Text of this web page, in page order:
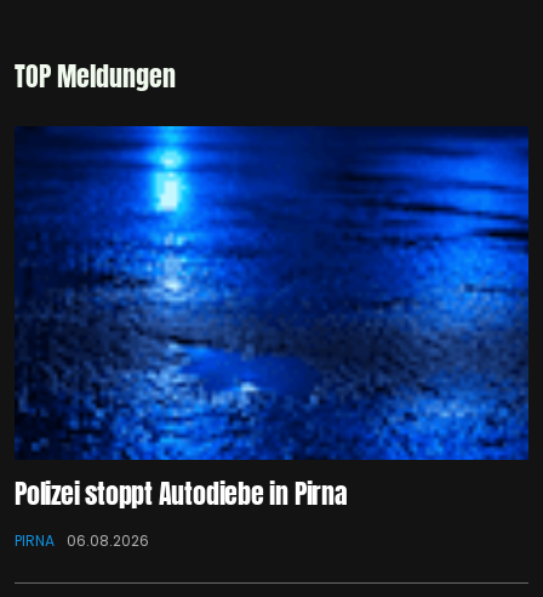
TOP Meldungen
Polizei stoppt Autodiebe in Pirna
PIRNA 06.08.2026